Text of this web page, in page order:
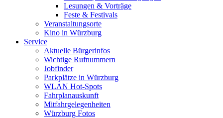
Lesungen & Vorträge
Feste & Festivals
Veranstaltungsorte
Kino in Würzburg
Service
Aktuelle Bürgerinfos
Wichtige Rufnummern
Jobfinder
Parkplätze in Würzburg
WLAN Hot-Spots
Fahrplanauskunft
Mitfahrgelegenheiten
Würzburg Fotos